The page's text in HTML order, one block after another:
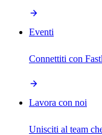
Eventi
Connettiti con
Lavora con noi
Unisciti al team